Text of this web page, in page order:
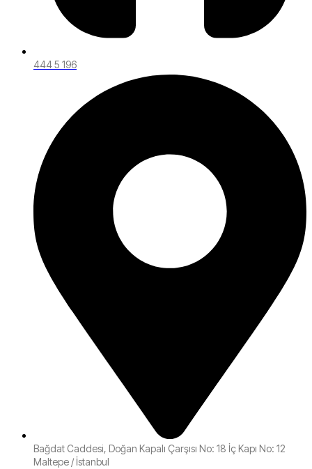
444 5 196
Bağdat Caddesi, Doğan Kapalı Çarşısı No: 18 İç Kapı No: 12
Maltepe / İstanbul